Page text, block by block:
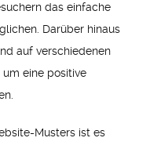
das einfache
Darüber hinaus
auf verschiedenen
eine positive
Musters ist es